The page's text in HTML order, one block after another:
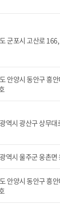
군포시 고산로
안양시 동안구 흥
역시 광산구 상무
역시 울주군 웅촌면
안양시 동안구 흥